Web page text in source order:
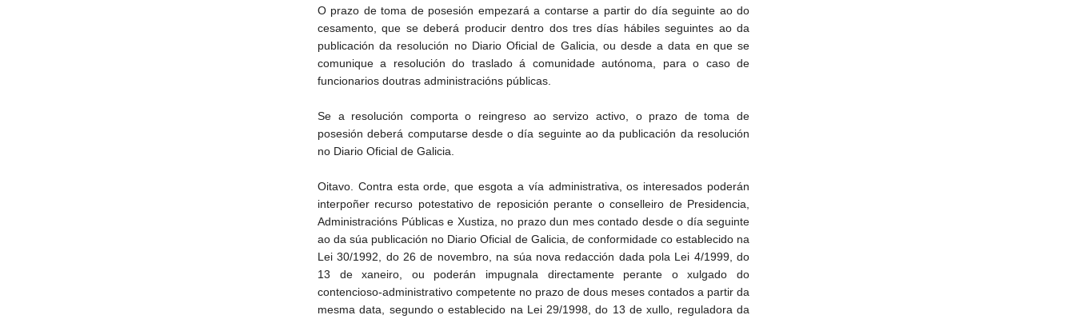
O prazo de toma de posesión empezará a contarse a partir do día seguinte ao do
cesamento, que se deberá producir dentro dos tres días hábiles seguintes ao da
publicación da resolución no Diario Oficial de Galicia, ou desde a data en que se
comunique a resolución do traslado á comunidade autónoma, para o caso de
funcionarios doutras administracións públicas.
Se a resolución comporta o reingreso ao servizo activo, o prazo de toma de
posesión deberá computarse desde o día seguinte ao da publicación da resolución
no Diario Oficial de Galicia.
Oitavo. Contra esta orde, que esgota a vía administrativa, os interesados poderán
interpoñer recurso potestativo de reposición perante o conselleiro de Presidencia,
Administracións Públicas e Xustiza, no prazo dun mes contado desde o día seguinte
ao da súa publicación no Diario Oficial de Galicia, de conformidade co establecido na
Lei 30/1992, do 26 de novembro, na súa nova redacción dada pola Lei 4/1999, do
13 de xaneiro, ou poderán impugnala directamente perante o xulgado do
contencioso-administrativo competente no prazo de dous meses contados a partir da
mesma data, segundo o establecido na Lei 29/1998, do 13 de xullo, reguladora da